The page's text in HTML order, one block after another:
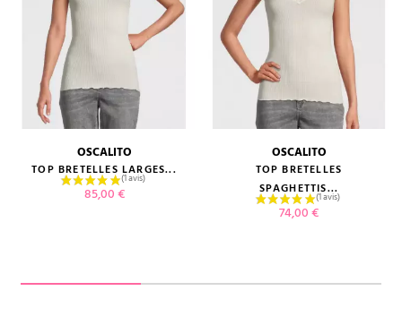
OSCALITO
TOP BRETELLES LARGES...
Prix
85,00 €
OSCALITO
TOP BRETELLES
SPAGHETTIS...
Prix
74,00 €